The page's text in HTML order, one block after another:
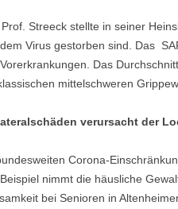
Streeck stellte in seiner
Virus gestorben sind. Das
Das
mittelschweren
verursacht der
Corona-
nimmt die häusliche
bei Senioren in